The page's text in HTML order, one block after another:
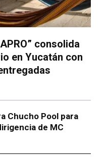
consolida
en Yucatán con
Chucho Pool para
de MC